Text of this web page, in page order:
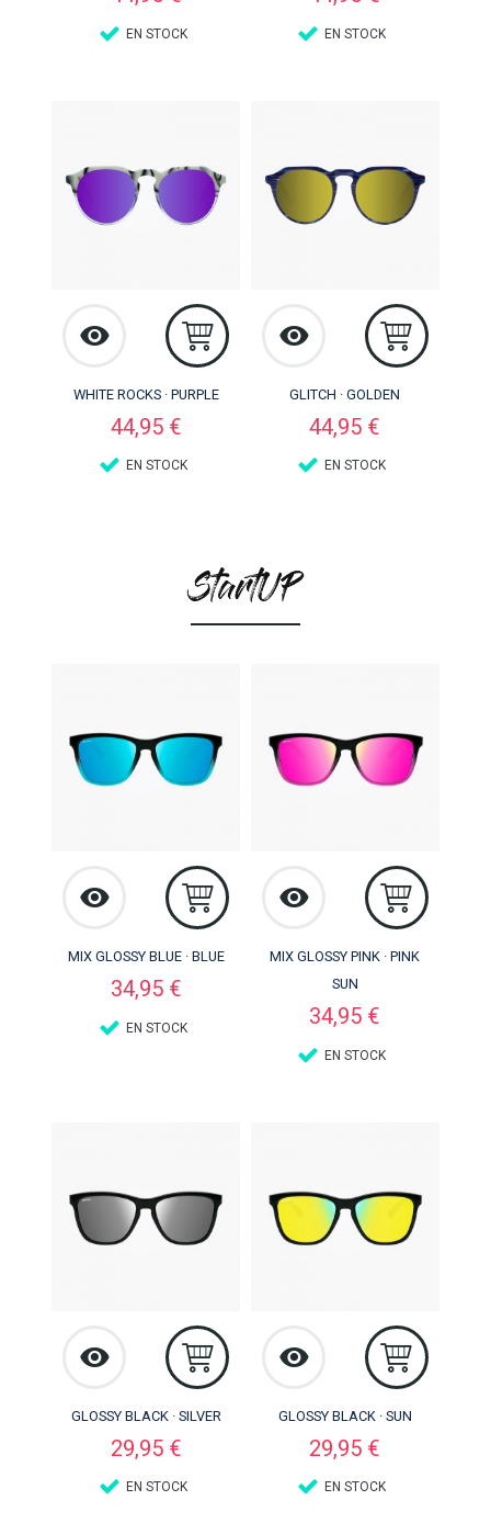
EN STOCK EN STOCK
WHITE ROCKS · PURPLE
Precio
44,95 €
EN STOCK
GLITCH · GOLDEN
Precio
44,95 €
EN STOCK
MIX GLOSSY BLUE · BLUE
Precio
34,95 €
EN STOCK
MIX GLOSSY PINK · PINK
SUN
Precio
34,95 €
EN STOCK
GLOSSY BLACK · SILVER
Precio
29,95 €
EN STOCK
GLOSSY BLACK · SUN
Precio
29,95 €
EN STOCK